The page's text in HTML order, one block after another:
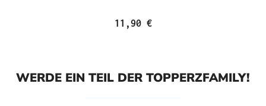
11,90 €
WERDE EIN TEIL DER TOPPERZFAMILY!